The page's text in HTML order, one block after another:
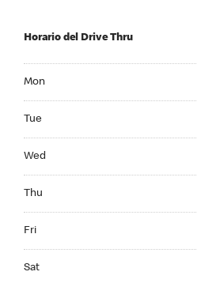
Horario del Drive Thru
Mon
Tue
Wed
Thu
Fri
Sat